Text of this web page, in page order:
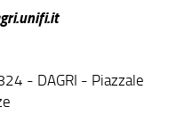
- DAGRI - Piazzale